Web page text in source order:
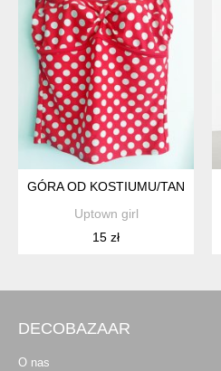
GÓRA OD KOSTIUMU/TANKINI
Uptown girl
15 zł
DECOBAZAAR
O nas